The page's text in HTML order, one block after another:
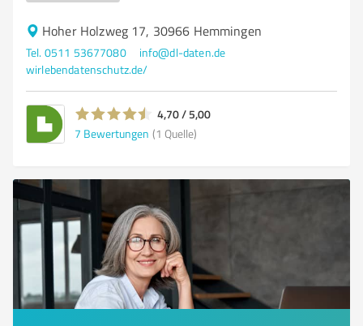
Hoher Holzweg 17, 30966 Hemmingen
Tel. 0511 53677080
info@dl-daten.de
wirlebendatenschutz.de/
4,70 / 5,00
7 Bewertungen (1 Quelle)